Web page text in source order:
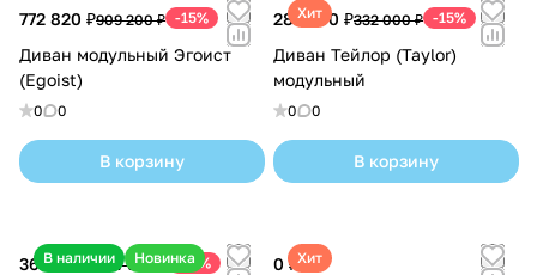
772 820 ₽909 200 ₽ -15%
Диван модульный Эгоист
(Egoist)
0 0
В корзину
Хит
282 200 ₽332 000 ₽ -15%
Диван Тейлор (Taylor)
модульный
0 0
В корзину
В наличии Новинка
362 950 ₽427 000 ₽ -15% Хит
0 ₽